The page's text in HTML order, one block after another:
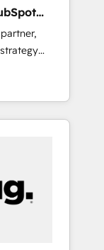
-
to
action
(GTM
a
⚙️